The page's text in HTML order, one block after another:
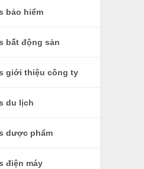
bảo hiểm
bất động sản
giới thiệu công ty
du lịch
dược phẩm
điện máy